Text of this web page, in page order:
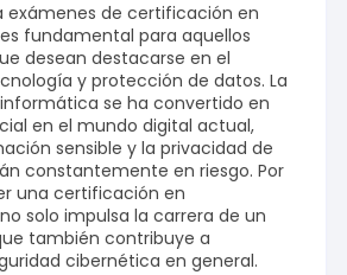
exámenes de certificación en
fundamental para aquellos
desean destacarse en el
y protección de datos. La
se ha convertido en
en el mundo digital actual,
sensible y la privacidad de
constantemente en riesgo. Por
una certificación en
solo impulsa la carrera de un
también contribuye a
cibernética en general.